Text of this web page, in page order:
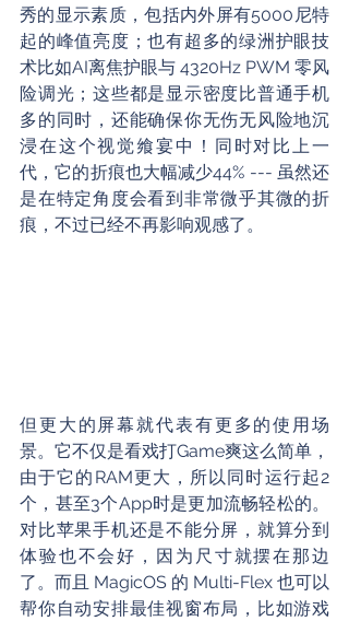
秀的显示素质，包括内外屏有5000尼特
起的峰值亮度；也有超多的绿洲护眼技
术比如AI离焦护眼与 4320Hz PWM 零风
险调光；这些都是显示密度比普通手机
多的同时，还能确保你无伤无风险地沉
浸在这个视觉飨宴中！同时对比上一
代，它的折痕也大幅减少44% --- 虽然还
是在特定角度会看到非常微乎其微的折
痕，不过已经不再影响观感了。
但更大的屏幕就代表有更多的使用场
景。它不仅是看戏打Game爽这么简单，
由于它的RAM更大，所以同时运行起2
个，甚至3个App时是更加流畅轻松的。
对比苹果手机还是不能分屏，就算分到
体验也不会好，因为尺寸就摆在那边
了。而且 MagicOS 的 Multi-Flex 也可以
帮你自动安排最佳视窗布局，比如游戏